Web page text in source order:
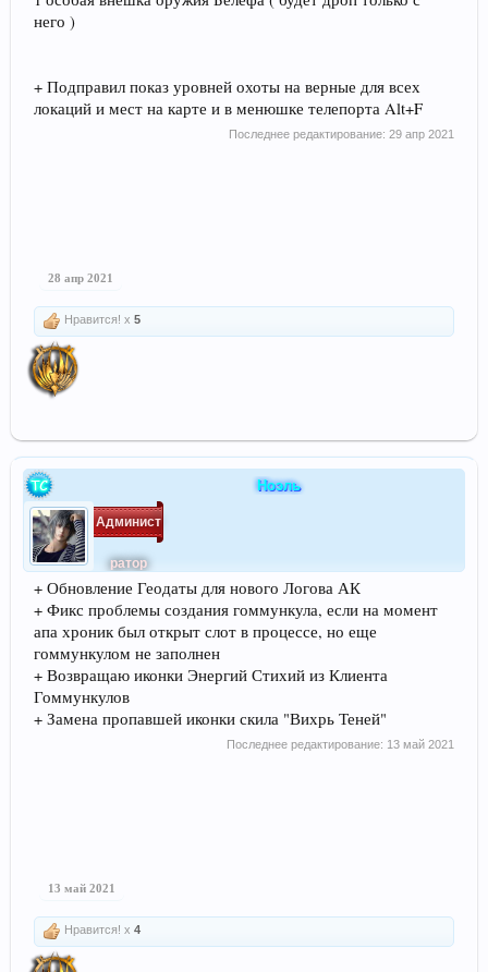
него )
+ Подправил показ уровней охоты на верные для всех
локаций и мест на карте и в менюшке телепорта Alt+F
Последнее редактирование: 29 апр 2021
28 апр 2021
Нравится! x 5
Ноэль
Админист
ратор
+ Обновление Геодаты для нового Логова АК
+ Фикс проблемы создания гоммункула, если на момент
апа хроник был открыт слот в процессе, но еще
гоммункулом не заполнен
+ Возвращаю иконки Энергий Стихий из Клиента
Гоммункулов
+ Замена пропавшей иконки скила "Вихрь Теней"
Последнее редактирование: 13 май 2021
13 май 2021
Нравится! x 4